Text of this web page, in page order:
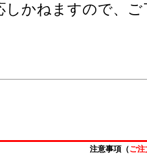
しかねますので、
注意事項（ご